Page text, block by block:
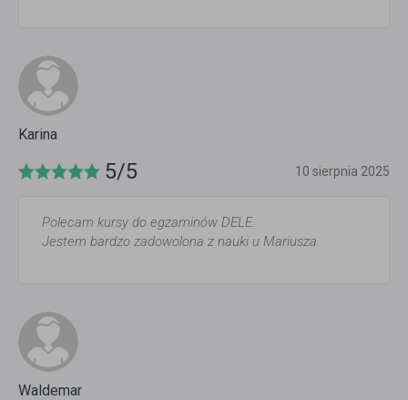
Karina
5/5 10 sierpnia 2025
Polecam kursy do egzaminów DELE.
Jestem bardzo zadowolona z nauki u Mariusza.
Waldemar